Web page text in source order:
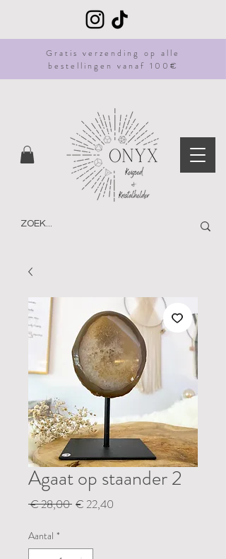
Gratis verzending op alle
bestellingen vanaf 100€
Agaat op staander 2
€ 28,00 Normale
€ 22,40
Aantal *